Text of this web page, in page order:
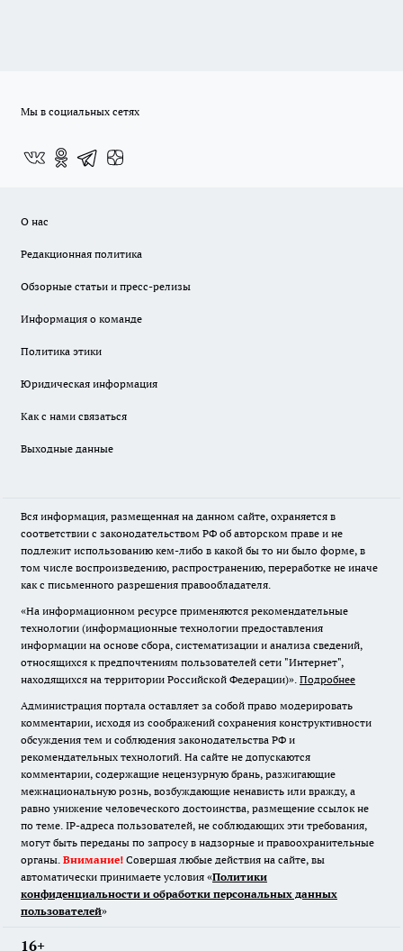
Мы в социальных сетях
О нас
Редакционная политика
Обзорные статьи и пресс-релизы
Информация о команде
Политика этики
Юридическая информация
Как с нами связаться
Выходные данные
Вся информация, размещенная на данном сайте, охраняется в
соответствии с законодательством РФ об авторском праве и не
подлежит использованию кем-либо в какой бы то ни было форме, в
том числе воспроизведению, распространению, переработке не иначе
как с письменного разрешения правообладателя.
«На информационном ресурсе применяются рекомендательные
технологии (информационные технологии предоставления
информации на основе сбора, систематизации и анализа сведений,
относящихся к предпочтениям пользователей сети "Интернет",
находящихся на территории Российской Федерации)». Подробнее
Администрация портала оставляет за собой право модерировать
комментарии, исходя из соображений сохранения конструктивности
обсуждения тем и соблюдения законодательства РФ и
рекомендательных технологий. На сайте не допускаются
комментарии, содержащие нецензурную брань, разжигающие
межнациональную рознь, возбуждающие ненависть или вражду, а
равно унижение человеческого достоинства, размещение ссылок не
по теме. IP-адреса пользователей, не соблюдающих эти требования,
могут быть переданы по запросу в надзорные и правоохранительные
органы. Внимание! Совершая любые действия на сайте, вы
автоматически принимаете условия «Политики
конфиденциальности и обработки персональных данных
пользователей»
16+